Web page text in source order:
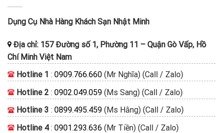
Dụng Cụ Nhà Hàng Khách Sạn Nhật Minh
Địa chỉ: 157 Đường số 1, Phường 11 – Quận Gò Vấp, Hồ
Chí Minh Việt Nam
Hotline 1 : 0909.766.660 (Mr Nghĩa) (Call / Zalo)
Hotline 2 : 0902.049.059 (Ms Sang) (Call / Zalo)
Hotline 3 : 0899.495.459 (Ms Hằng) (Call / Zalo)
Hotline 4: 0901.293.636 (Mr Tiền) (Call / Zalo)